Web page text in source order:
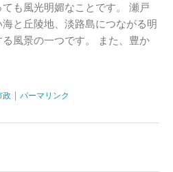
も風光明媚なことです。 瀬戸
と丘陵地、淡路島につながる明
風景の一つです。 また、豊か
政 パーマリンク